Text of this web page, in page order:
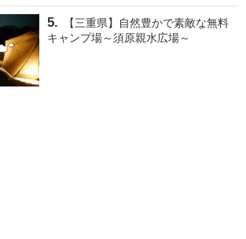
【三重県】自然豊かで素敵な無料
キャンプ場～須原親水広場～